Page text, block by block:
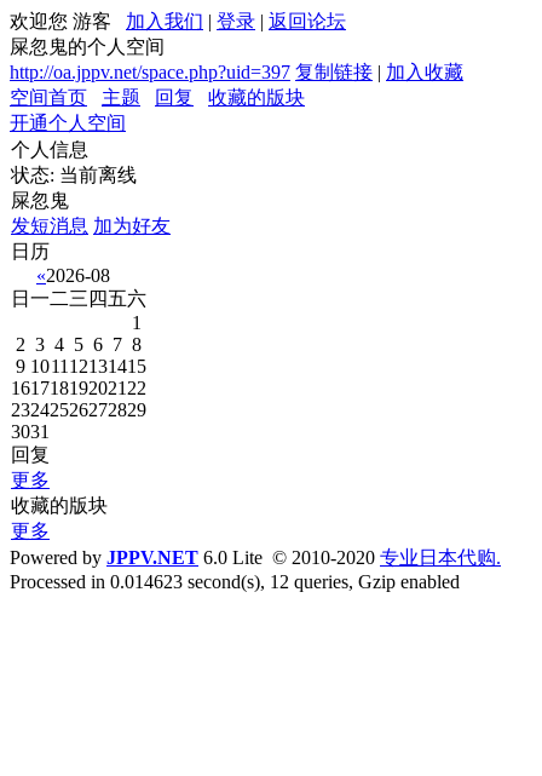
欢迎您 游客 加入我们 | 登录 | 返回论坛
屎忽鬼的个人空间
http://oa.jppv.net/space.php?uid=397 复制链接 | 加入收藏
空间首页
主题 回复
收藏的版块
开通个人空间
个人信息
状态: 当前离线
屎忽鬼
发短消息 加为好友
日历
«2026-08
日 一二三 四五六
1
2 3 4 5 6 7 8
9 1011 12131415
161718192021 22
23242526272829
3031
回复
更多
收藏的版块
更多
Powered by JPPV.NET 6.0 Lite © 2010-2020 专业日本代购.
Processed in 0.014623 second(s), 12 queries, Gzip enabled